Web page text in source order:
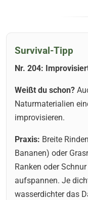
Survival-Tipp
Nr. 204:
Weißt du schon?
Naturmaterialien
improvisieren.
Praxis: Breite
Bananen) oder
Ranken oder
aufspannen. Je
wasserdichter das